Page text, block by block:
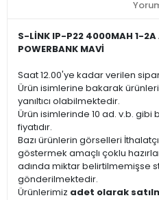
S-LİNK IP-P22 4000MAH 1-2A
POWERBANK MAVİ
Saat 12.00'ye kadar verilen
Ürün isimlerine bakarak ürünleri
yanıltıcı olabilmektedir.
Ürün isimlerinde 10 ad. v.b. gibi
fiyatıdır.
Bazı ürünlerin görselleri
göstermek amaçlı çoklu
adında miktar belirtilmemişse
gönderilmektedir.
Ürünlerimiz adet olarak